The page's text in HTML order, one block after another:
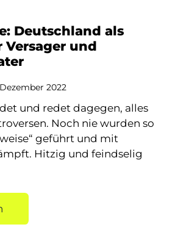
Deutschland als
und
Dezember 2022
und redet dagegen, alles
Noch nie wurden so
geführt und mit
Hitzig und feindselig